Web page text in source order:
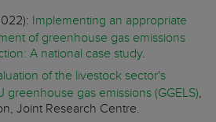
Implementing an appropriate
of greenhouse gas emissions
A national case study.
of the livestock sector's
greenhouse gas emissions (GGELS),
Joint Research Centre.